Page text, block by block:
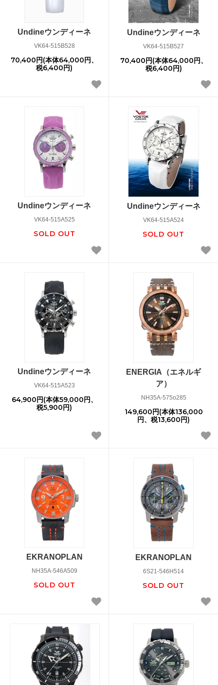
Undineウンディーネ
VK64-515B528
70,400円(本体64,000円、
税6,400円)
Undineウンディーネ
VK64-515B527
70,400円(本体64,000円、
税6,400円)
Undineウンディーネ
VK64-515A525
SOLD OUT
Undineウンディーネ
VK64-515A524
SOLD OUT
Undineウンディーネ
VK64-515A523
64,900円(本体59,000円、
税5,900円)
ENERGIA（エネルギ
ア）
NH35A-575o285
149,600円(本体136,000
円、税13,600円)
EKRANOPLAN
NH35A-546A509
SOLD OUT
EKRANOPLAN
6S21-546H514
SOLD OUT